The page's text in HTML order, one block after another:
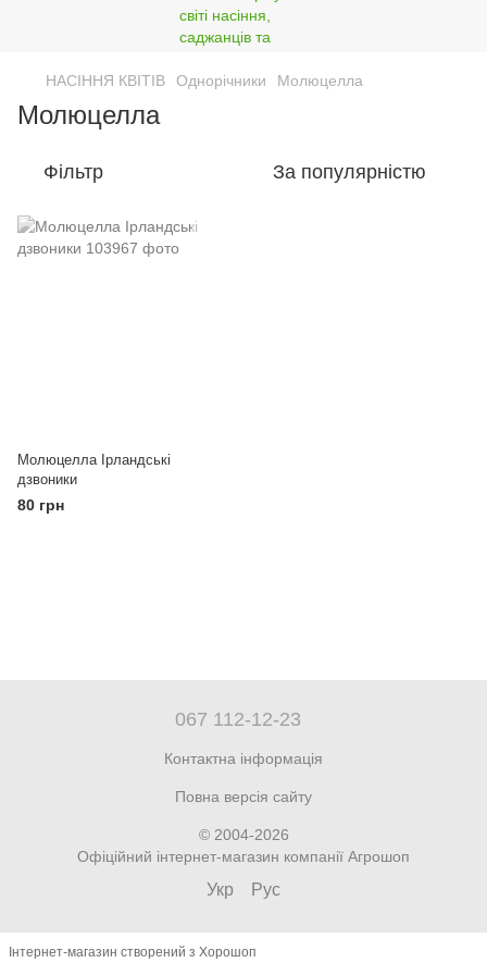
НАСІННЯ КВІТІВ Однорічники Молюцелла
Молюцелла
Фільтр За популярністю
Молюцелла Ірландські
дзвоники
80 грн
067 112-12-23
Контактна інформація
Повна версія сайту
© 2004-2026
Офіційний інтернет-магазин компанії Агрошоп
Укр Рус
Інтернет-магазин створений з Хорошоп